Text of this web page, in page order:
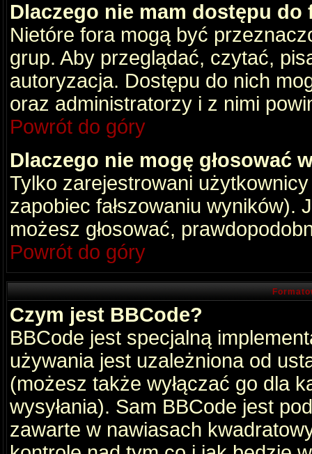
Dlaczego nie mam dostępu do
Nietóre fora mogą być
grup. Aby przeglądać, czytać,
autoryzacja. Dostępu do nich
oraz administratorzy i z nimi
Powrót do góry
Dlaczego nie mogę głosować
Tylko zarejestrowani
zapobiec fałszowaniu wyników).
możesz głosować,
Powrót do góry
Czym jest BBCode?
BBCode jest specjalną
używania jest uzależniona od
(możesz także wyłączać go dla
wysyłania). Sam BBCode jest
zawarte w nawiasach